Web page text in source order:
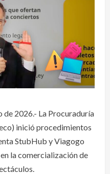
de 2026.- La Procuraduría
inició procedimientos
StubHub y Viagogo
la comercialización de